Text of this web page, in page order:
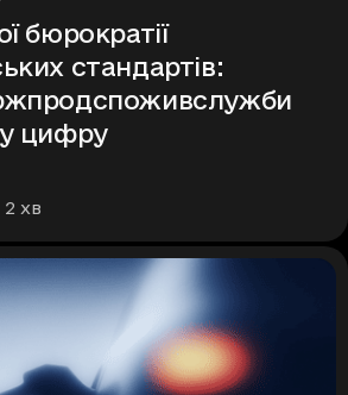
бюрократії
стандартів:
цифру
2 хв